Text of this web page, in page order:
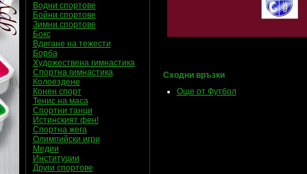
Сходни връзки
Още от Футбол
Водни спортове
Бойни спортове
Зимни спортове
Бокс
Вдигане на тежести
Борба
Художествена гимнастика
Спортна гимнастика
Колоездене
Конен спорт
Тенис на маса
Спортни танци
Истинският фен!
Спортна жега
Олимпийски игри
Медии
Институции
Други спортове